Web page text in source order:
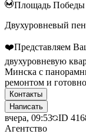
Площадь Победы
Двухуровневый
❤️Представляем
двухуровневую
Минска с
ремонтом и
Контакты
Написать
вчера, 09:53 ID
Агентство